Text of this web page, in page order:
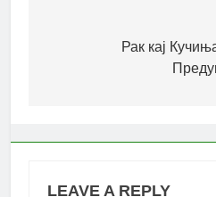
navigation
Рак кај
LEAVE A REPLY